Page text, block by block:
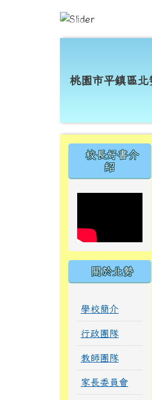
桃園市平鎮區
桃園市平鎮區北
左邊區域
校長好書介
紹
關於北勢
學校簡介
行政團隊
教師團隊
家長委員會
頁尾區域